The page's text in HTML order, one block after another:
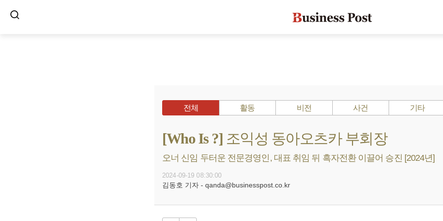
전체 활동 비전 사건 기타
[Who Is ?] 조익성 동아오츠카 부회장
오너 신임 두터운 전문경영인, 대표 취임 뒤 흑자전환 이끌어 승진 [2024년]
2024-09-19 08:30:00
김동호 기자 - qanda@businesspost.co.kr